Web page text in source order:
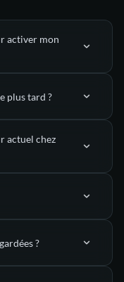
activer mon
plus tard ?
actuel chez
(via SFTP)
DDoS
?